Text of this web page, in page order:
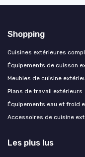
Shopping
Cuisines extérieures
Équipements de cuisson
Meubles de cuisine
Plans de travail extérieurs
Équipements eau et froid
Accessoires de cuisine
Les plus lus